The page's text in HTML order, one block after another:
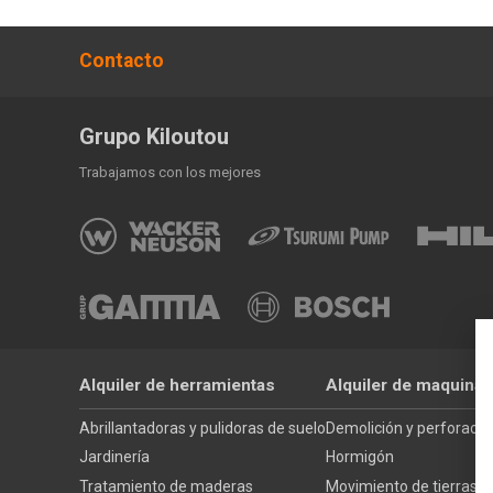
Contacto
Grupo Kiloutou
Trabajamos con los mejores
Alquiler de herramientas
Abrillantadoras y pulidoras de suelo
Jardinería
Tratamiento de maderas
Alquiler de
Demolición y perforación
Hormigón
Movimiento de tierras